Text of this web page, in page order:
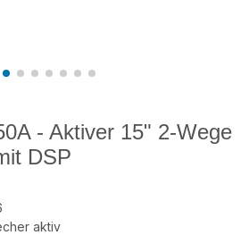
- Aktiver 15" 2-Wege
DSP
aktiv